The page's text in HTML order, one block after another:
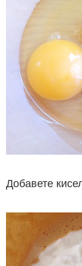
Добавете